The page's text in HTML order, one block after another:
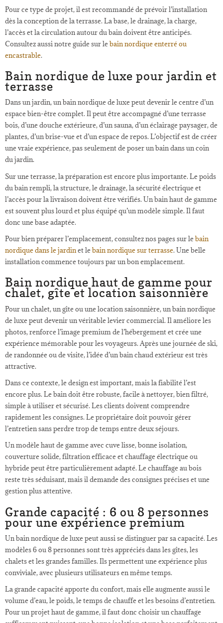
Pour ce type de projet, il est recommandé de prévoir l’installation
dès la conception de la terrasse. La base, le drainage, la charge,
l’accès et la circulation autour du bain doivent être anticipés.
Consultez aussi notre guide sur lebain nordique enterré ou
encastrable.
Bain nordique de luxe pour jardin et
terrasse
Dans un jardin, un bain nordique de luxe peut devenir le centre d’un
espace bien-être complet. Il peut être accompagné d’une terrasse
bois, d’une douche extérieure, d’un sauna, d’un éclairage paysager, de
plantes, d’un brise-vue et d’un espace de repos. L’objectif est de créer
une vraie expérience, pas seulement de poser un bain dans un coin
du jardin.
Sur une terrasse, la préparation est encore plus importante. Le poids
du bain rempli, la structure, le drainage, la sécurité électrique et
l’accès pour la livraison doivent être vérifiés. Un bain haut de gamme
est souvent plus lourd et plus équipé qu’un modèle simple. Il faut
donc une base adaptée.
Pour bien préparer l’emplacement, consultez nos pages sur lebain
nordique dans le jardinet lebain nordique sur terrasse. Une belle
installation commence toujours par un bon emplacement.
Bain nordique haut de gamme pour
chalet, gîte et location saisonnière
Pour un chalet, un gîte ou une location saisonnière, un bain nordique
de luxe peut devenir un véritable levier commercial. Il améliore les
photos, renforce l’image premium de l’hébergement et crée une
expérience mémorable pour les voyageurs. Après une journée de ski,
de randonnée ou de visite, l’idée d’un bain chaud extérieur est très
attractive.
Dans ce contexte, le design est important, mais la fiabilité l’est
encore plus. Le bain doit être robuste, facile à nettoyer, bien filtré,
simple à utiliser et sécurisé. Les clients doivent comprendre
rapidement les consignes. Le propriétaire doit pouvoir gérer
l’entretien sans perdre trop de temps entre deux séjours.
Un modèle haut de gamme avec cuve lisse, bonne isolation,
couverture solide, filtration efficace et chauffage électrique ou
hybride peut être particulièrement adapté. Le chauffage au bois
reste très séduisant, mais il demande des consignes précises et une
gestion plus attentive.
Grande capacité : 6 ou 8 personnes
pour une expérience premium
Un bain nordique de luxe peut aussi se distinguer par sa capacité. Les
modèles 6 ou 8 personnes sont très appréciés dans les gîtes, les
chalets et les grandes familles. Ils permettent une expérience plus
conviviale, avec plusieurs utilisateurs en même temps.
La grande capacité apporte du confort, mais elle augmente aussi le
volume d’eau, le poids, le temps de chauffe et les besoins d’entretien.
Pour un projet haut de gamme, il faut donc choisir un chauffage